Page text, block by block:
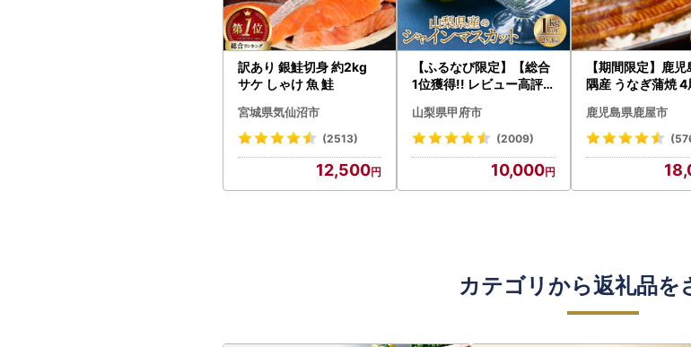
訳あり 銀鮭切身 約2kg
サケ しゃけ 魚 鮭
宮城県気仙沼市
(2513)
12,500
【ふるなび限定】【総合
1位獲得!! レビュー高評価
〉山梨県産 シャインマス
カット 2～3房（1.0kg以
N-Limited-SP
山梨県甲府市
(2009)
10,000
【期間限定】鹿
隅産 うなぎ蒲焼 4
cp18 うなぎ 鰻 魚
菜
鹿児島県鹿屋市
カテゴリから返礼品を